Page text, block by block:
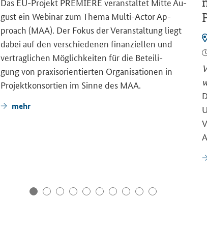
gust ein We­bi­nar zum Thema Multi-​Actor Ap­
proach (MAA). Der Fokus der Ver­an­stal­tung liegt
dabei auf den ver­schie­de­nen fi­nan­zi­el­len und
ver­trag­li­chen Mög­lich­kei­ten für die Be­tei­li­
gung von pra­xis­ori­en­tier­ten Or­ga­ni­sa­tio­nen in
Pro­jekt­kon­sor­ti­en im Sinne des MAA.
mehr